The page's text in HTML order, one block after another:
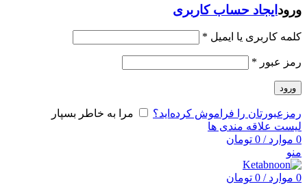
ورود ایجاد حساب کاربری
کلمه کاربری یا ایمیل *
رمز عبور *
ورود
رمزعبورتان را فراموش کرده‌اید؟
مرا به خاطر بسپار
لیست علاقه مندی ها
0 موارد /
0 تومان
منو
0 موارد /
0 تومان